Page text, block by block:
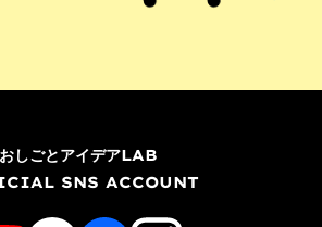
おしごとアイデアLAB
SNS ACCOUNT